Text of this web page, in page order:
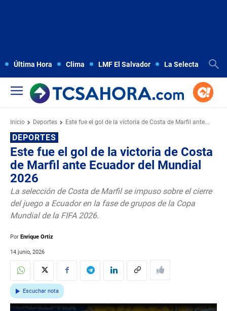
Última Hora Clima LMF El Salvador La Selecta
Inicio Deportes Este fue el gol de la victoria de Costa de Marfil ante...
DEPORTES
Este fue el gol de la victoria de Costa
de Marfil ante Ecuador del Mundial
2026
La selección de Costa de Marfil se impuso sobre el cierre
del juego a Ecuador en la fase de grupos de la Copa
Mundial de la FIFA 2026.
Por Enrique Ortiz
14 junio, 2026
Escuchar nota